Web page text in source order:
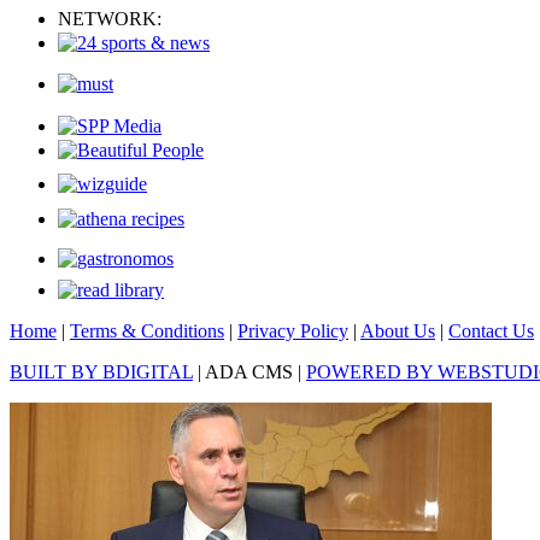
NETWORK:
Home | Terms & Conditions | Privacy Policy | About Us | Contact Us
BUILT BY BDIGITAL | ADA CMS | POWERED BY